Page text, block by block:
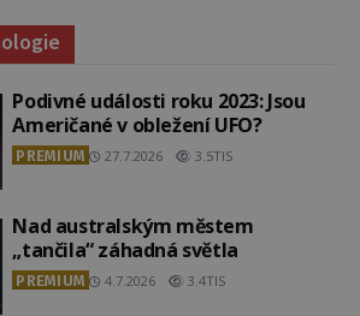
Podivné události roku 2023: Jsou
Američané v obležení UFO?
PREMIUM 27.7.2026 3.5TIS
Nad australským městem
„tančila“ záhadná světla
PREMIUM 4.7.2026 3.4TIS